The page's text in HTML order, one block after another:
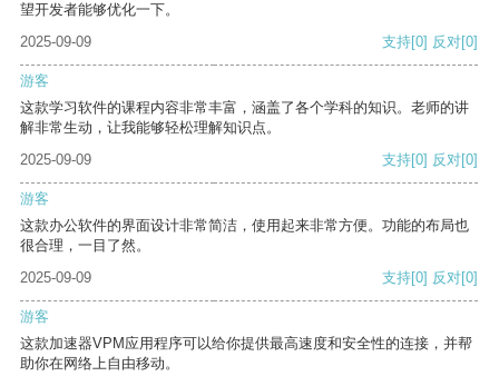
望开发者能够优化一下。
2025-09-09
支持[0] 反对[0]
游客
这款学习软件的课程内容非常丰富，涵盖了各个学科的知识。老师的讲
解非常生动，让我能够轻松理解知识点。
2025-09-09
支持[0] 反对[0]
游客
这款办公软件的界面设计非常简洁，使用起来非常方便。功能的布局也
很合理，一目了然。
2025-09-09
支持[0] 反对[0]
游客
这款加速器VPM应用程序可以给你提供最高速度和安全性的连接，并帮
助你在网络上自由移动。